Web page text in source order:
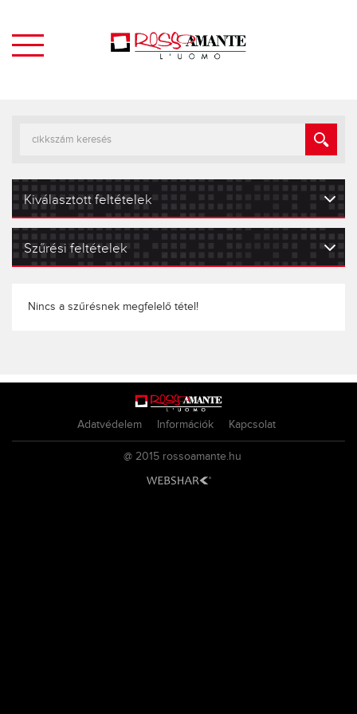
Kiválasztott feltételek
Szűrési feltételek
Nincs a szűrésnek megfelelő tétel!
Adatvédelem Információk Kapcsolat
@ 2015 rossoamante.hu